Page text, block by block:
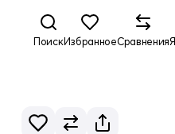
ПоискИзбранноеСравнения